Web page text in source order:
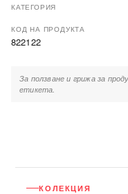
КАТЕГОРИЯ
КОД НА ПРОДУКТА
822122
За ползване и грижа за
етикета.
КОЛЕКЦИЯ